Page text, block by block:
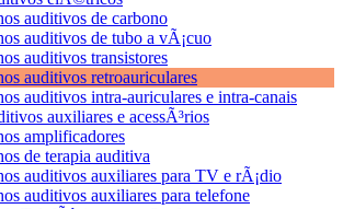
auditivos de carbono
auditivos de tubo a vÃ¡cuo
auditivos transistores
auditivos retroauriculares
auditivos intra-auriculares e intra-canais
auxiliares e acessÃ³rios
amplificadores
de terapia auditiva
auditivos auxiliares para TV e rÃ¡dio
auditivos auxiliares para telefone